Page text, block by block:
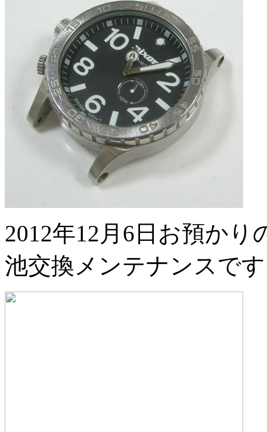
2012年12月6日お預かり
池交換メンテナンスで